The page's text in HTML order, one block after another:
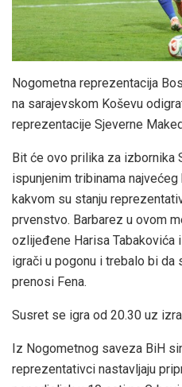
Nogometna reprezentacija
na sarajevskom Koševu
reprezentacije Sjeverne
Bit će ovo prilika za izbornika
ispunjenim tribinama
kakvom su stanju
prvenstvo. Barbarez u ovom
ozlijeđene Harisa Tabakovića
igrači u pogonu i trebalo bi da
prenosi Fena.
Susret se igra od 20.30 uz
Iz Nogometnog saveza BiH
reprezentativci nastavljaju